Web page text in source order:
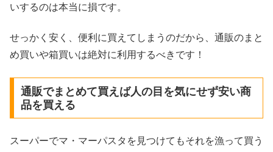
いするのは本当に損です。
せっかく安く、便利に買えてしまうのだから、通販のまと
め買いや箱買いは絶対に利用するべきです！
通販でまとめて買えば人の目を気にせず安い商
品を買える
スーパーでマ・マーパスタを見つけてもそれを漁って買う